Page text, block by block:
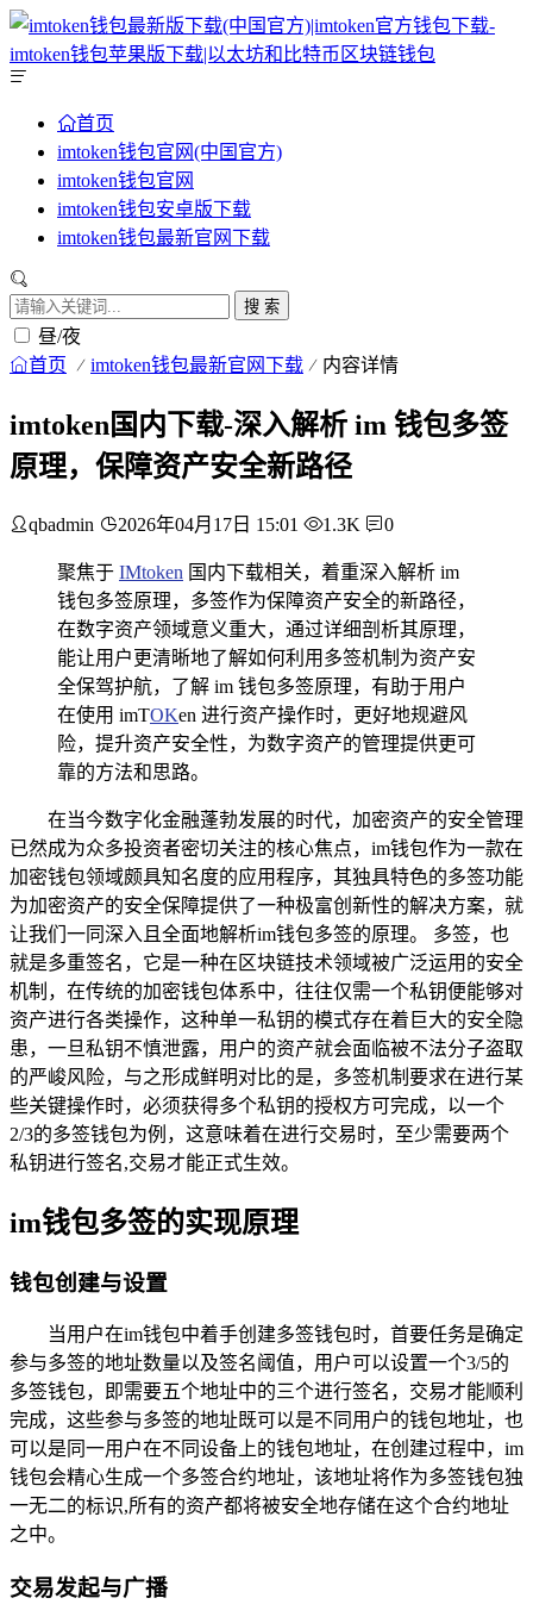
首页
imtoken钱包官网(中国官方)
imtoken钱包官网
imtoken钱包安卓版下载
imtoken钱包最新官网下载
搜 索
昼/夜
首页 imtoken钱包最新官网下载 内容详情
imtoken国内下载-深入解析 im 钱包多签
原理，保障资产安全新路径
qbadmin 2026年04月17日 15:01 1.3K 0
聚焦于 IMtoken 国内下载相关，着重深入解析 im
钱包多签原理，多签作为保障资产安全的新路径，
在数字资产领域意义重大，通过详细剖析其原理，
能让用户更清晰地了解如何利用多签机制为资产安
全保驾护航，了解 im 钱包多签原理，有助于用户
在使用 imTOKen 进行资产操作时，更好地规避风
险，提升资产安全性，为数字资产的管理提供更可
靠的方法和思路。
在当今数字化金融蓬勃发展的时代，加密资产的安全管理
已然成为众多投资者密切关注的核心焦点，im钱包作为一款在
加密钱包领域颇具知名度的应用程序，其独具特色的多签功能
为加密资产的安全保障提供了一种极富创新性的解决方案，就
让我们一同深入且全面地解析im钱包多签的原理。 多签，也
就是多重签名，它是一种在区块链技术领域被广泛运用的安全
机制，在传统的加密钱包体系中，往往仅需一个私钥便能够对
资产进行各类操作，这种单一私钥的模式存在着巨大的安全隐
患，一旦私钥不慎泄露，用户的资产就会面临被不法分子盗取
的严峻风险，与之形成鲜明对比的是，多签机制要求在进行某
些关键操作时，必须获得多个私钥的授权方可完成，以一个
2/3的多签钱包为例，这意味着在进行交易时，至少需要两个
私钥进行签名,交易才能正式生效。
im钱包多签的实现原理
钱包创建与设置
当用户在im钱包中着手创建多签钱包时，首要任务是确定
参与多签的地址数量以及签名阈值，用户可以设置一个3/5的
多签钱包，即需要五个地址中的三个进行签名，交易才能顺利
完成，这些参与多签的地址既可以是不同用户的钱包地址，也
可以是同一用户在不同设备上的钱包地址，在创建过程中，im
钱包会精心生成一个多签合约地址，该地址将作为多签钱包独
一无二的标识,所有的资产都将被安全地存储在这个合约地址
之中。
交易发起与广播